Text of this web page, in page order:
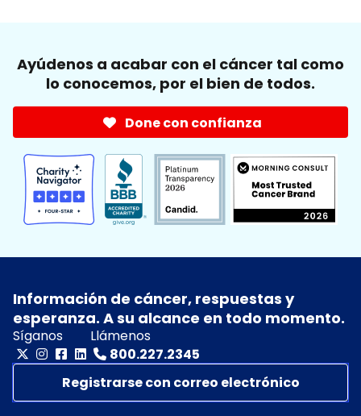
Ayúdenos a acabar con el cáncer tal como
lo conocemos, por el bien de todos.
Done con confianza
Información de cáncer, respuestas y
esperanza. A su alcance en todo momento.
Síganos
Llámenos
800.227.2345
Registrarse con correo electrónico